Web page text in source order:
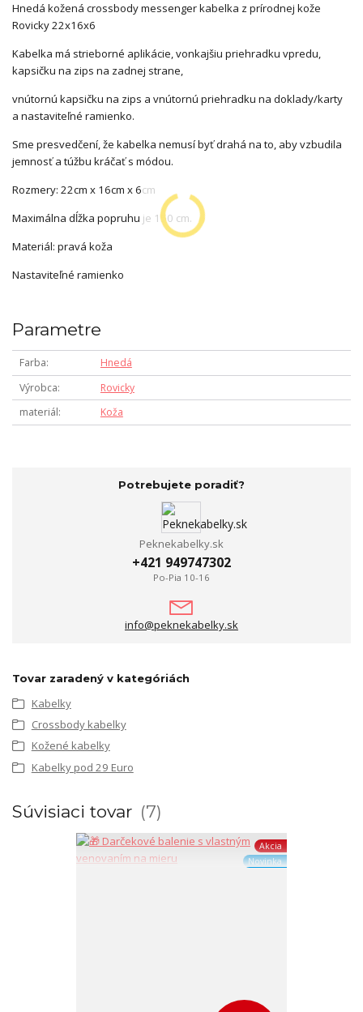
Hnedá kožená crossbody messenger kabelka z prírodnej kože
Rovicky 22x16x6
Kabelka má strieborné aplikácie, vonkajšiu priehradku vpredu,
kapsičku na zips na zadnej strane,
vnútornú kapsičku na zips a vnútornú priehradku na doklady/karty
a nastaviteľné ramienko.
Sme presvedčení, že kabelka nemusí byť drahá na to, aby vzbudila
jemnosť a túžbu kráčať s módou.
Rozmery: 22cm x 16cm x 6cm
Maximálna dĺžka popruhu je 150 cm.
Materiál: pravá koža
Nastaviteľné ramienko
Parametre
Farba
Hnedá
Výrobca
Rovicky
materiál
Koža
Potrebujete poradiť?
Peknekabelky.sk
+421 949747302
Po-Pia 10-16
info@peknekabelky.sk
Tovar zaradený v kategóriách
Kabelky
Crossbody kabelky
Kožené kabelky
Kabelky pod 29 Euro
Súvisiaci tovar 7
Akcia
Novinka